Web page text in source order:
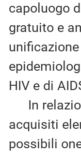
capoluogo
gratuito e
HIV e di
In
acquisiti
possibili